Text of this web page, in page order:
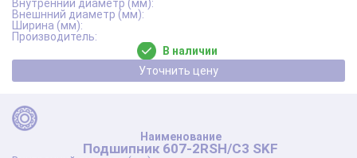
В наличии
Уточнить цену
Подшипник 607-2RSH/C3 SKF